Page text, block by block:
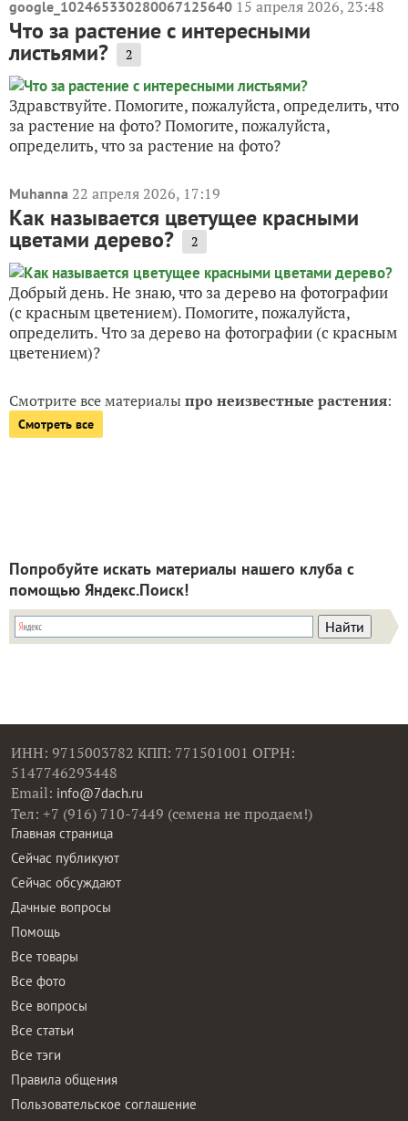
google_102465330280067125640 15 апреля 2026, 23:48
Что за растение с интересными
листьями? 2
Здравствуйте. Помогите, пожалуйста, определить, что
за растение на фото? Помогите, пожалуйста,
определить, что за растение на фото?
Muhanna 22 апреля 2026, 17:19
Как называется цветущее красными
цветами дерево? 2
Добрый день. Не знаю, что за дерево на фотографии
(с красным цветением). Помогите, пожалуйста,
определить. Что за дерево на фотографии (с красным
цветением)?
Смотрите все материалыпро неизвестные растения:
Смотреть все
Попробуйте искать материалы нашего клуба с
помощью Яндекс.Поиск!
ИНН: 9715003782 КПП: 771501001 ОГРН:
5147746293448
Email: info@7dach.ru
Тел: +7 (916) 710-7449 (семена не продаем!)
Главная страница
Сейчас публикуют
Сейчас обсуждают
Дачные вопросы
Помощь
Все товары
Все фото
Все вопросы
Все статьи
Все тэги
Правила общения
Пользовательское соглашение